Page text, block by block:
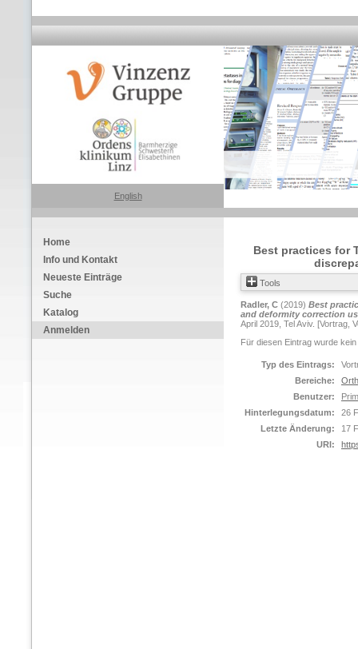
English
Home
Info und Kontakt
Neueste Einträge
Suche
Katalog
Anmelden
Best practices for
Tools
Radler, C (2019) Best
and deformity correction
April 2019, Tel Aviv. [Vortrag,
Für diesen Eintrag wurde
Typ des Eintrags:
Bereiche:
Benutzer:
Hinterlegungsdatum:
26
Letzte Änderung:
17
URI: